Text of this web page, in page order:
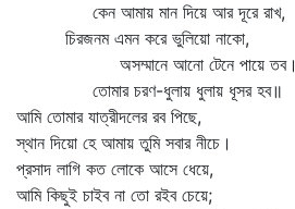
কেন আমায় মান দিয়ে আর দূরে রাখ,
চিরজনম এমন করে ভুলিয়ো নাকো,
অসম্মানে আনো টেনে পায়ে তব।
তোমার চরণ-ধুলায় ধুলায় ধূসর হব॥
আমি তোমার যাত্রীদলের রব পিছে,
স্থান দিয়ো হে আমায় তুমি সবার নীচে।
প্রসাদ লাগি কত লোকে আসে ধেয়ে,
আমি কিছুই চাইব না তো রইব চেয়ে;